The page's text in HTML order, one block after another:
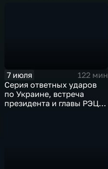
7 июля
122 мин
Серия ответных ударов
по Украине, встреча
президента и главы РЭЦ,